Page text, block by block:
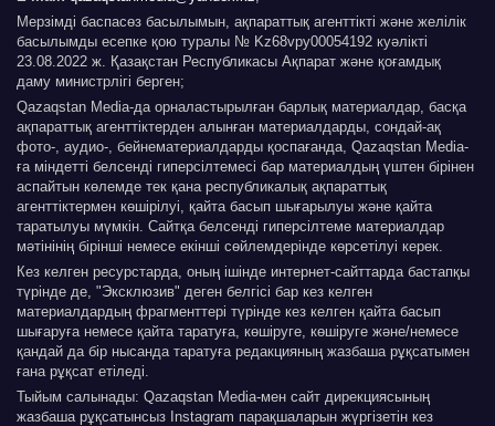
Мерзімді баспасөз басылымын, ақпараттық агенттікті және желілік
басылымды есепке қою туралы № Kz68vpy00054192 куәлікті
23.08.2022 ж. Қазақстан Республикасы Ақпарат және қоғамдық
даму министрлігі берген;
Qazaqstan Media-да орналастырылған барлық материалдар, басқа
ақпараттық агенттіктерден алынған материалдарды, сондай-ақ
фото-, аудио-, бейнематериалдарды қоспағанда, Qazaqstan Media-
ға міндетті белсенді гиперсілтемесі бар материалдың үштен бірінен
аспайтын көлемде тек қана республикалық ақпараттық
агенттіктермен көшірілуі, қайта басып шығарылуы және қайта
таратылуы мүмкін. Сайтқа белсенді гиперсілтеме материалдар
мәтінінің бірінші немесе екінші сөйлемдерінде көрсетілуі керек.
Кез келген ресурстарда, оның ішінде интернет-сайттарда бастапқы
түрінде де, "Эксклюзив" деген белгісі бар кез келген
материалдардың фрагменттері түрінде кез келген қайта басып
шығаруға немесе қайта таратуға, көшіруге, көшіруге және/немесе
қандай да бір нысанда таратуға редакцияның жазбаша рұқсатымен
ғана рұқсат етіледі.
Тыйым салынады: Qazaqstan Media-мен сайт дирекциясының
жазбаша рұқсатынсыз Instagram парақшаларын жүргізетін кез